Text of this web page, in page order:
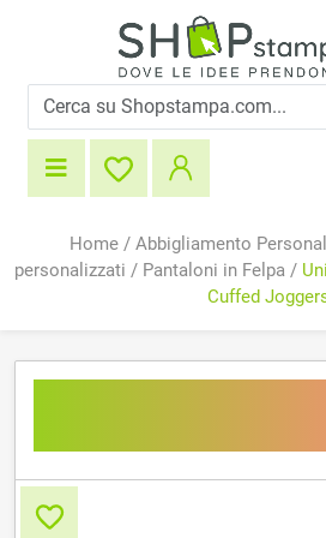
Home / Abbigliamento
personalizzati / Pantaloni in Felpa /
Cuffed